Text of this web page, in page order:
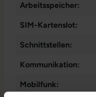
Arbeitsspeicher:
SIM-Kartenslot:
Schnittstellen:
Kommunikation:
Mobilfunk: